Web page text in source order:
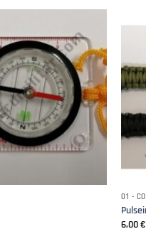
01 -
6,00€